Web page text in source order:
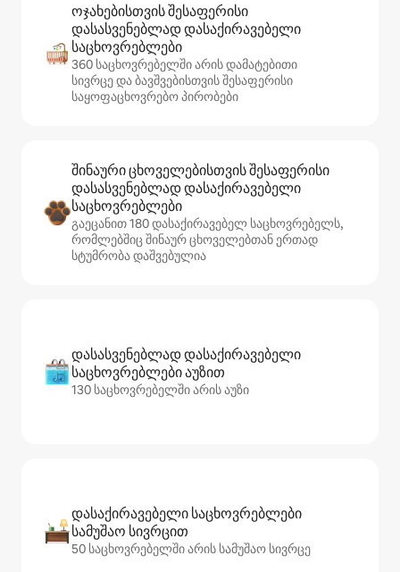
ოჯახებისთვის შესაფერისი
დასასვენებლად დასაქირავებელი
საცხოვრებლები
360 საცხოვრებელში არის დამატებითი
სივრცე და ბავშვებისთვის შესაფერისი
საყოფაცხოვრებო პირობები
შინაური ცხოველებისთვის შესაფერისი
დასასვენებლად დასაქირავებელი
საცხოვრებლები
გაეცანით 180 დასაქირავებელ საცხოვრებელს,
რომლებშიც შინაურ ცხოველებთან ერთად
სტუმრობა დაშვებულია
დასასვენებლად დასაქირავებელი
საცხოვრებლები აუზით
130 საცხოვრებელში არის აუზი
დასაქირავებელი საცხოვრებლები
სამუშაო სივრცით
50 საცხოვრებელში არის სამუშაო სივრცე